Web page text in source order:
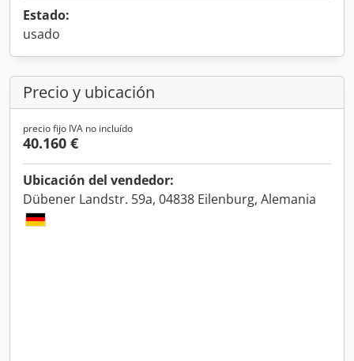
Estado:
usado
Precio y ubicación
precio fijo IVA no incluído
40.160 €
Ubicación del vendedor:
Dübener Landstr. 59a, 04838 Eilenburg, Alemania